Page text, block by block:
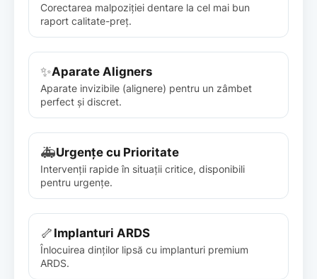
Corectarea malpoziției dentare la cel mai bun
raport calitate-preț.
✨Aparate Aligners
Aparate invizibile (alignere) pentru un zâmbet
perfect și discret.
🚑Urgențe cu Prioritate
Intervenții rapide în situații critice, disponibili
pentru urgențe.
🦴Implanturi ARDS
Înlocuirea dinților lipsă cu implanturi premium
ARDS.